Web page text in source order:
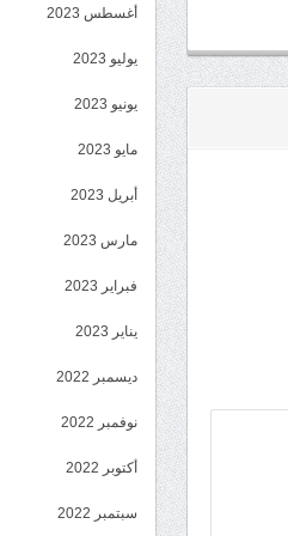
أغسطس 2023
يوليو 2023
يونيو 2023
مايو 2023
أبريل 2023
مارس 2023
فبراير 2023
يناير 2023
ديسمبر 2022
نوفمبر 2022
أكتوبر 2022
سبتمبر 2022